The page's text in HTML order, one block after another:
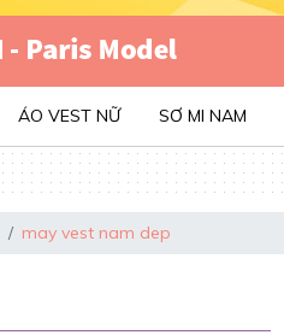
ÁO VEST NỮ SƠ MI NAM
may vest nam dep